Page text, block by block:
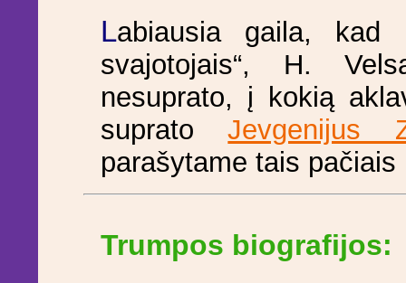
Labiausia gaila, kad
svajotojais“, H.
nesuprato, į kokią
supratoJevgenijus
parašytame tais pačiais
Trumpos biografijos: